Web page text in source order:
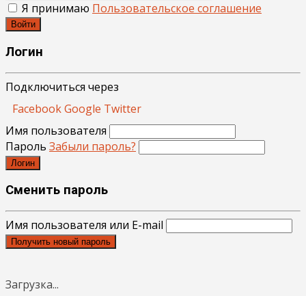
Я принимаю Пользовательское соглашение
Войти
Логин
Подключиться через
FacebookGoogle Twitter
Имя пользователя
Пароль Забыли пароль?
Логин
Сменить пароль
Имя пользователя или E-mail
Получить новый пароль
Загрузка...